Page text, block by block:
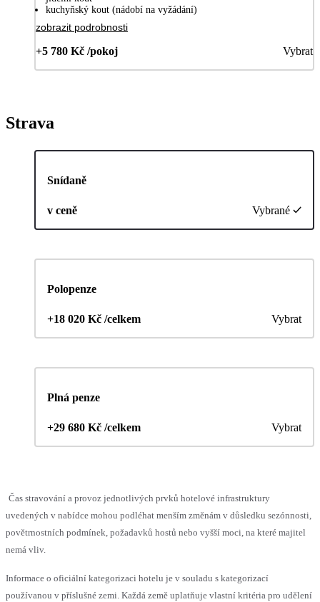
kuchyňský kout (nádobí na vyžádání)
zobrazit podrobnosti
+5 780 Kč /pokoj Vybrat
Strava
Snídaně
v ceně Vybrané
Polopenze
+18 020 Kč /celkem Vybrat
Plná penze
+29 680 Kč /celkem Vybrat
Čas stravování a provoz jednotlivých prvků hotelové infrastruktury
uvedených v nabídce mohou podléhat menším změnám v důsledku sezónnosti,
povětrnostních podmínek, požadavků hostů nebo vyšší moci, na které majitel
nemá vliv.
Informace o oficiální kategorizaci hotelu je v souladu s kategorizací
používanou v příslušné zemi. Každá země uplatňuje vlastní kritéria pro udělení